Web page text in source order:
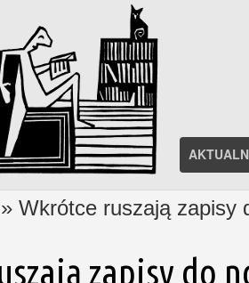
Wkrótce ruszają zapisy
zapisy do